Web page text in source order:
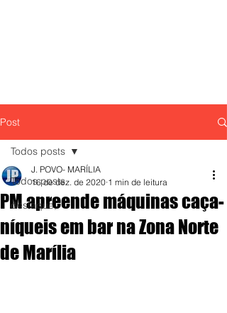
Post
Todos posts
destaque,
Todos posts
PM apreende máquinas caça-
níqueis em bar na Zona Norte
de Marília
J. POVO- MARÍLIA
16 de dez. de 2020 1 min de leitura